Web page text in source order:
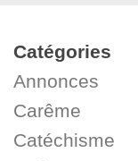
Catégories
Annonces
Carême
Catéchisme